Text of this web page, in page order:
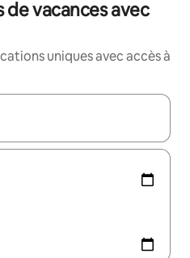
de vacances avec
uniques avec accès à
utilisez les flèches vers le